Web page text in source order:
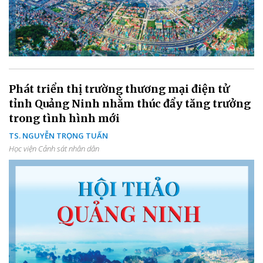
Phát triển thị trường thương mại điện tử
tỉnh Quảng Ninh nhằm thúc đẩy tăng trưởng
trong tình hình mới
TS. NGUYỄN TRỌNG TUẤN
Học viện Cảnh sát nhân dân